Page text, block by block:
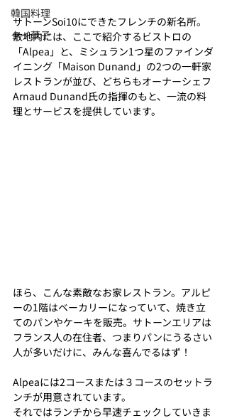
韓国料理
タイ菓子
サトーンSoi10にできたフレンチの新名所。
敷地内には、ここで紹介するビストロの
「Alpea」と、ミシュラン1つ星のファインダ
イニング「Maison Dunand」の2つの一軒家
レストランが並び、どちらもオーナーシェフ
Arnaud Dunand氏の指揮のもと、一流の料
理とサービスを提供しています。
ほら、こんな素敵なお家レストラン。アルピ
ーの1階はベーカリーになっていて、焼き立
てのパンやケーキを販売。サトーンエリアは
フランス人の在住者、つまりパンにうるさい
人が多いだけに、みんな喜んでるはず！
Alpeaには2コースまたは３コースのセットラ
ンチが用意されています。
それではランチから早速チェックしていきま